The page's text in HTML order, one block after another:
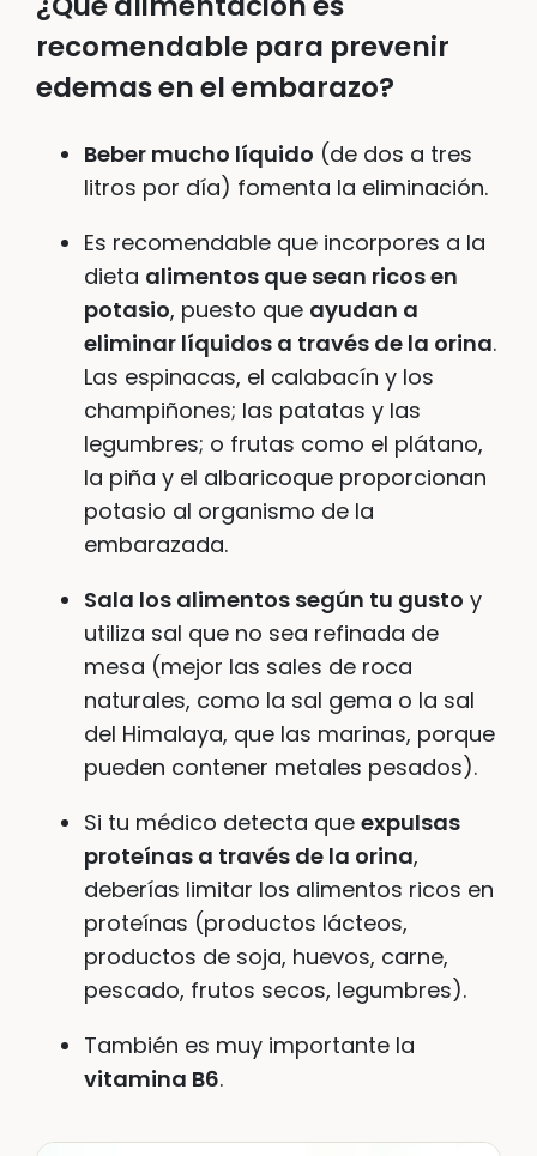
recomendable para prevenir
edemas en el embarazo?
Beber mucho líquido (de dos a tres
litros por día) fomenta la eliminación.
Es recomendable que incorpores a la
dieta alimentos que sean ricos en
potasio, puesto que ayudan a
eliminar líquidos a través de la orina.
Las espinacas, el calabacín y los
champiñones; las patatas y las
legumbres; o frutas como el plátano,
la piña y el albaricoque proporcionan
potasio al organismo de la
embarazada.
Sala los alimentos según tu gusto y
utiliza sal que no sea refinada de
mesa (mejor las sales de roca
naturales, como la sal gema o la sal
del Himalaya, que las marinas, porque
pueden contener metales pesados).
Si tu médico detecta que expulsas
proteínas a través de la orina,
deberías limitar los alimentos ricos en
proteínas (productos lácteos,
productos de soja, huevos, carne,
pescado, frutos secos, legumbres).
También es muy importante la
vitamina B6.